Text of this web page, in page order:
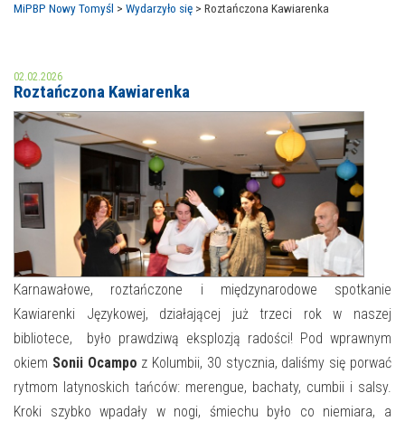
MOJE KONTO
AKTUALNOŚCI
NAJBLIŻSZE WYDARZENIA
WYDARZENIA BIEŻĄCE
WYDARZYŁO SIĘ
NASZA OFERTA
STREFA WIEDZY O REGIONIE
STREFA KOLORU
FORMY STAŁE
NASZE FILIE
POLECANE STRONY
WYDARZENIA KULTURALNE
MiPBP Nowy Tomyśl > Wydarzyło się > Roztańczona Kawiarenka
02.02.2026
Roztańczona Kawiarenka
Karnawałowe, roztańczone i międzynarodowe spotkanie
Kawiarenki Językowej, działającej już trzeci rok w naszej
bibliotece, było prawdziwą eksplozją radości! Pod wprawnym
okiem Sonii Ocampo z Kolumbii, 30 stycznia, daliśmy się porwać
rytmom latynoskich tańców: merengue, bachaty, cumbii i salsy.
Kroki szybko wpadały w nogi, śmiechu było co niemiara, a